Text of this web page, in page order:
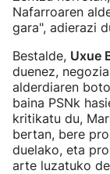
Nafarroaren
gara", adierazi
Bestalde, Uxue
duenez,
alderdiaren
baina PSNk
kritikatu du,
bertan, bere
duelako, eta
arte luzatuko